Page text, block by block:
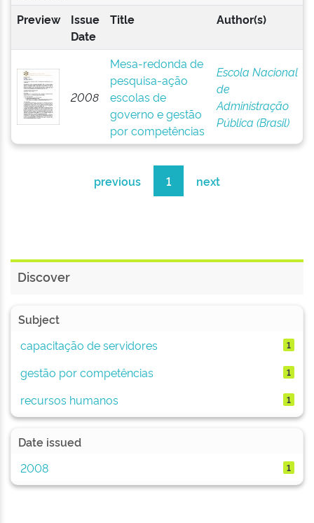
Preview
Issue
Date
Title Author(s)
2008
Mesa-redonda de
pesquisa-ação
escolas de
governo e gestão
por competências
Escola Nacional
de
Administração
Pública (Brasil)
previous 1 next
Discover
Subject
capacitação de servidores
1
gestão por competências 1
recursos humanos 1
Date issued
2008
1